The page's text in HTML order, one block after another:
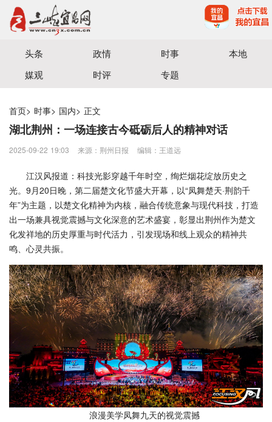
宜昌三峡融媒体中心主办
头条 政情 时事
本地
媒观
时评 专题
首页> 时事> 国内> 正文
湖北荆州：一场连接古今砥砺后人的精神对话
2025-09-22 19:03 来源：荆州日报 编辑：王道远
江汉风报道：科技光影穿越千年时空，绚烂烟花绽放历史之
光。9月20日晚，第二届楚文化节盛大开幕，以“凤舞楚天·荆韵千
年”为主题，以楚文化精神为内核，融合传统意象与现代科技，打造
出一场兼具视觉震撼与文化深意的艺术盛宴，彰显出荆州作为楚文
化发祥地的历史厚重与时代活力，引发现场和线上观众的精神共
鸣、心灵共振。
浪漫美学凤舞九天的视觉震撼